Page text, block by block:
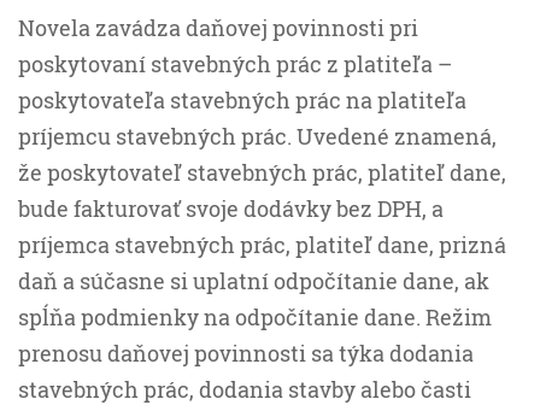
Novela zavádza daňovej povinnosti pri
poskytovaní stavebných prác z platiteľa –
poskytovateľa stavebných prác na platiteľa
príjemcu stavebných prác. Uvedené znamená,
že poskytovateľ stavebných prác, platiteľ dane,
bude fakturovať svoje dodávky bez DPH, a
príjemca stavebných prác, platiteľ dane, prizná
daň a súčasne si uplatní odpočítanie dane, ak
spĺňa podmienky na odpočítanie dane. Režim
prenosu daňovej povinnosti sa týka dodania
stavebných prác, dodania stavby alebo časti